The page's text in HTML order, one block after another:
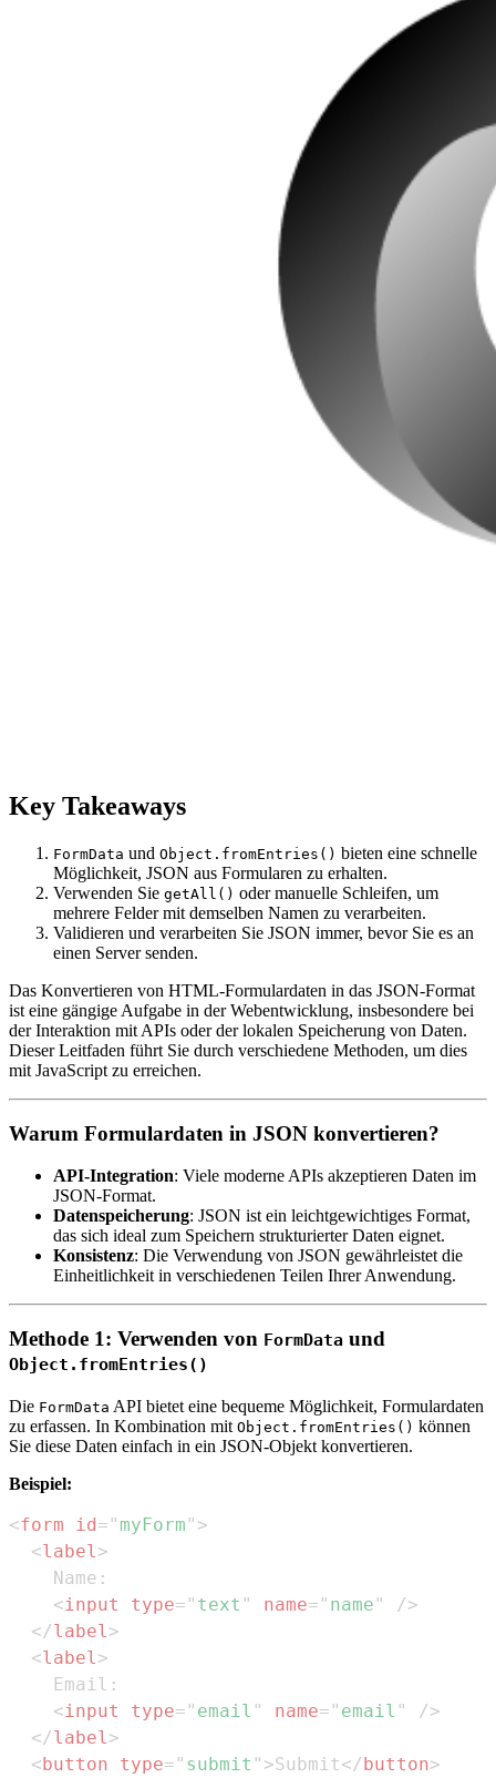
Key Takeaways
FormData und Object.fromEntries() bieten eine schnelle
Möglichkeit, JSON aus Formularen zu erhalten.
Verwenden Sie getAll() oder manuelle Schleifen, um
mehrere Felder mit demselben Namen zu verarbeiten.
Validieren und verarbeiten Sie JSON immer, bevor Sie es an
einen Server senden.
Das Konvertieren von HTML-Formulardaten in das JSON-Format
ist eine gängige Aufgabe in der Webentwicklung, insbesondere bei
der Interaktion mit APIs oder der lokalen Speicherung von Daten.
Dieser Leitfaden führt Sie durch verschiedene Methoden, um dies
mit JavaScript zu erreichen.
Warum Formulardaten in JSON konvertieren?
API-Integration: Viele moderne APIs akzeptieren Daten im
JSON-Format.
Datenspeicherung: JSON ist ein leichtgewichtiges Format,
das sich ideal zum Speichern strukturierter Daten eignet.
Konsistenz: Die Verwendung von JSON gewährleistet die
Einheitlichkeit in verschiedenen Teilen Ihrer Anwendung.
Methode 1: Verwenden von FormData und
Object.fromEntries()
Die FormData API bietet eine bequeme Möglichkeit, Formulardaten
zu erfassen. In Kombination mit Object.fromEntries() können
Sie diese Daten einfach in ein JSON-Objekt konvertieren.
Beispiel:
<form id= " myForm " >
<label>
<input type= " text " name= " name "
/>
</label>
<label>
<input type= " email " name= " email "
/>
</label>
<button type= " submit " >Submit</button>